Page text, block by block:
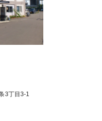
3丁目3-1